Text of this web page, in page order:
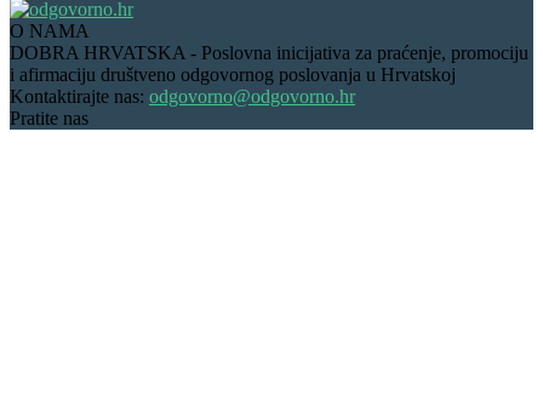
O NAMA
DOBRA HRVATSKA - Poslovna inicijativa za praćenje, promociju
i afirmaciju društveno odgovornog poslovanja u Hrvatskoj
Kontaktirajte nas: odgovorno@odgovorno.hr
Pratite nas